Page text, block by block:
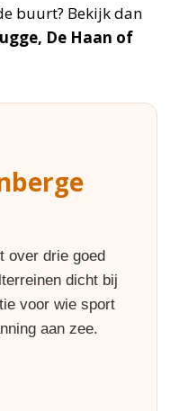
buurt? Bekijk dan
De Haan of
over drie goed
dicht bij
voor wie sport
aan zee.